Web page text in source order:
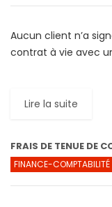
Aucun client n’a
contrat à vie avec
Lire la suite
FRAIS DE TENUE DE
FINANCE-COMPTABILITÉ